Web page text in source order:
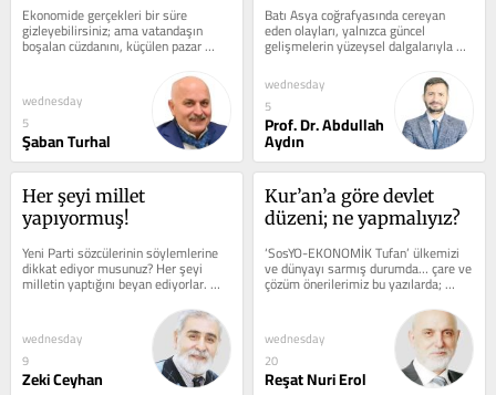
Ekonomide gerçekleri bir süre
gizleyebilirsiniz; ama vatandaşın
boşalan cüzdanını, küçülen pazar
filesini ve eksilen sofrasını...
wednesday
5
Şaban Turhal
açmazı
Batı Asya coğrafyasında cereyan
eden olayları, yalnızca güncel
gelişmelerin yüzeysel dalgalarıyla
veya belirli bir anlık kırılmanın...
wednesday
5
Prof. Dr. Abdullah
Aydın
Her şeyi millet
yapıyormuş!
Yeni Parti sözcülerinin söylemlerine
dikkat ediyor musunuz? Her şeyi
milletin yaptığını beyan ediyorlar.
Yani kurdukları partiyi bile...
wednesday
9
Zeki Ceyhan
Kur’an’a göre devlet
düzeni; ne yapmalıyız?
‘SosYO-EKONOMİK Tufan’ ülkemizi
ve dünyayı sarmış durumda… çare ve
çözüm önerilerimiz bu yazılarda;
uygulanmayı bekliyor… Önceki...
wednesday
20
Reşat Nuri Erol